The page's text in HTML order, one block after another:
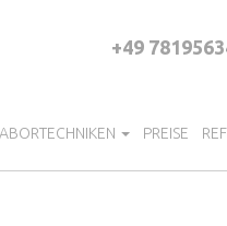
+49
PREISE